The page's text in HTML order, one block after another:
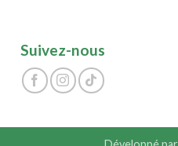
Suivez-nous